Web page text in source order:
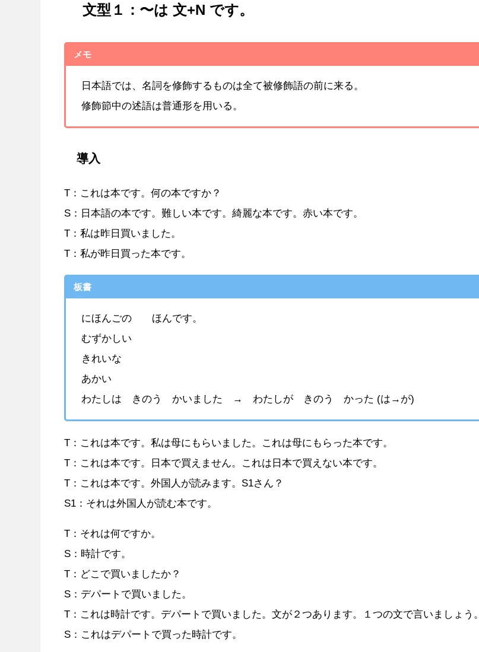
文型１：〜は 文+N です。
メモ
日本語では、名詞を修飾するものは全て被修飾語の前に来る。
修飾節中の述語は普通形を用いる。
導入
T：これは本です。何の本ですか？
S：日本語の本です。難しい本です。綺麗な本です。赤い本です。
T：私は昨日買いました。
T：私が昨日買った本です。
板書
にほんごの ほんです。
むずかしい
きれいな
あかい
わたしは きのう かいました → わたしが きのう かった (は→が)
T：これは本です。私は母にもらいました。これは母にもらった本です。
T：これは本です。日本で買えません。これは日本で買えない本です。
T：これは本です。外国人が読みます。S1さん？
S1：それは外国人が読む本です。
T：それは何ですか。
S：時計です。
T：どこで買いましたか？
S：デパートで買いました。
T：これは時計です。デパートで買いました。文が２つあります。１つの文で言いましょう。
S：これはデパートで買った時計です。